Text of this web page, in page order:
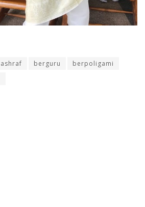
ashraf berguru
berpoligami